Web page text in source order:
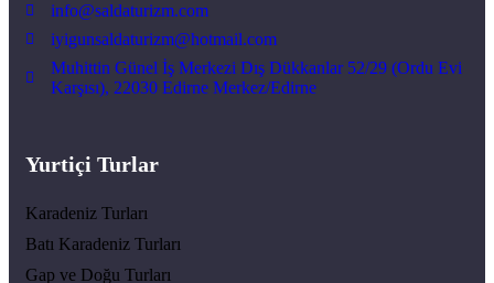
info@saldaturizm.com
iyigunsaldaturizm@hotmail.com
Muhittin Günel İş Merkezi Dış Dükkanlar 52/29 (Ordu Evi
Karşısı), 22030 Edirne Merkez/Edirne
Yurtiçi Turlar
Karadeniz Turları
Batı Karadeniz Turları
Gap ve Doğu Turları